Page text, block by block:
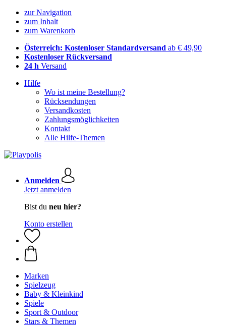
zur Navigation
zum Inhalt
zum Warenkorb
Österreich: Kostenloser Standardversand ab € 49,90
Kostenloser Rückversand
24 h Versand
Hilfe
Wo ist meine Bestellung?
Rücksendungen
Versandkosten
Zahlungsmöglichkeiten
Kontakt
Alle Hilfe-Themen
Anmelden
Jetzt anmelden
Bist du neu hier?
Konto erstellen
Marken
Spielzeug
Baby & Kleinkind
Spiele
Sport & Outdoor
Stars & Themen